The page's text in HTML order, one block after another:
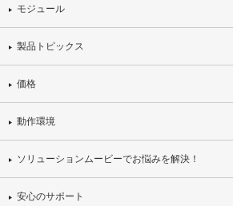
モジュール
製品トピックス
価格
動作環境
ソリューションムービーでお悩みを解決！
安心のサポート